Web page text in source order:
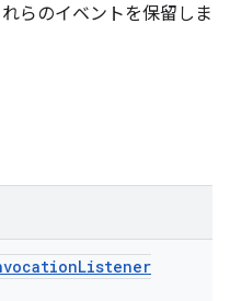
らのイベントを保留しま
Listener